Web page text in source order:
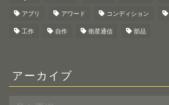
アプリ アワード コンディション
工作 自作 衛星通信 部品
アーカイブ